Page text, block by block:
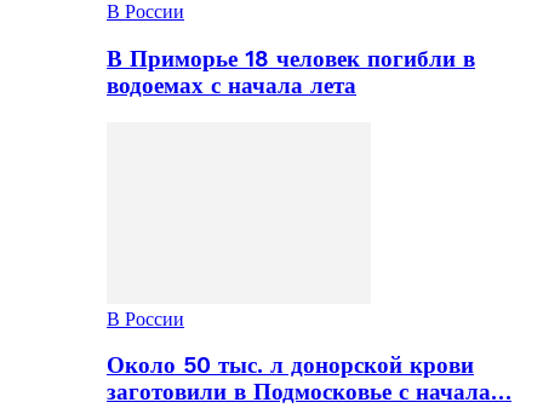
В России
В Приморье 18 человек погибли в
водоемах с начала лета
В России
Около 50 тыс. л донорской крови
заготовили в Подмосковье с начала…